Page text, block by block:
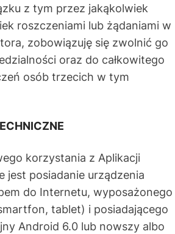
z tym przez jakąkolwiek
roszczeniami lub żądaniami w
zobowiązuję się zwolnić go
oraz do całkowitego
osób trzecich w tym
korzystania z Aplikacji
jest posiadanie urządzenia
do Internetu, wyposażonego
tablet) i posiadającego
Android 6.0 lub nowszy albo